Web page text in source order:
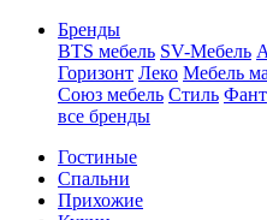
Бренды
BTS мебель SV-Мебель
Горизонт Леко Мебель
Союз мебель Стиль Фант
все бренды
Гостиные
Спальни
Прихожие